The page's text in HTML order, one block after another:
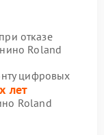
отказе
Roland
цифровых
лет
Roland